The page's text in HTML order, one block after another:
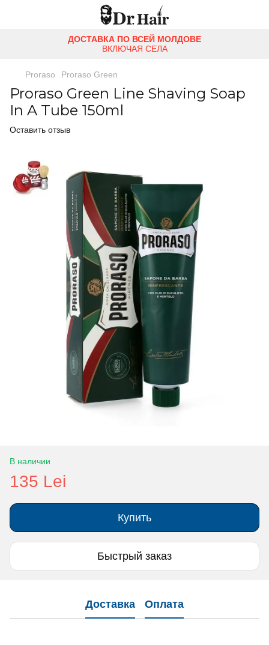
ДОСТАВКА ПО ВСЕЙ МОЛДОВЕ
ВКЛЮЧАЯ СЕЛА
Proraso Proraso Green
Proraso Green Line Shaving Soap
In A Tube 150ml
Оставить отзыв
В наличии
135 Lei
Купить
Быстрый заказ
Доставка Оплата